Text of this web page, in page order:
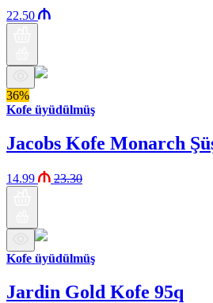
22.50
36%
Kofe üyüdülmüş
Jacobs Kofe Monarch
14.99 23.30
Kofe üyüdülmüş
Jardin Gold Kofe 95q